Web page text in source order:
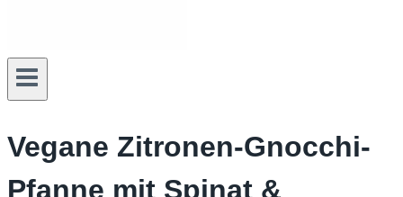
Vegane Zitronen-Gnocchi-
Pfanne mit Spinat &